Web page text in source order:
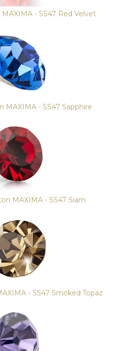
- SS47 Red Velvet
MAXIMA - SS47 Sapphire
MAXIMA - SS47 Siam
- SS47 Smoked Topaz